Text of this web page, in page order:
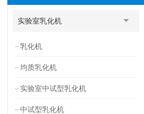
实验室乳化机
乳化机
均质乳化机
实验室中试型乳化机
中试型乳化机